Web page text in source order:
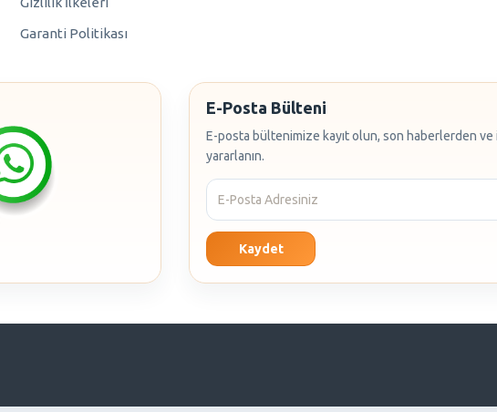
Garanti Politikası
E-Posta Bülteni
E-posta bültenimize kayıt olun, son haberlerden
yararlanın.
Kaydet